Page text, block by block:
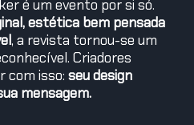
é um evento por si só.
estética bem pensada
, a revista tornou-se um
Criadores
com isso: seu design
mensagem.